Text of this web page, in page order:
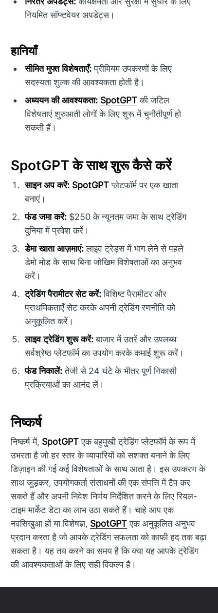
नियमित सॉफ्टवेयर अपडेट्स।
हानियाँ
सीमित मुफ्त विशेषताएँ:प्रीमियम उपकरणों के लिए
सदस्यता शुल्क की आवश्यकता होती है।
अध्ययन की आवश्यकता: SpotGPTकी जटिल
विशेषताएं शुरुआती लोगों के लिए शुरू में चुनौतीपूर्ण हो
सकती हैं।
SpotGPT के साथ शुरू कैसे करें
साइन अप करें: SpotGPTप्लेटफॉर्म पर एक खाता
बनाएं।
फंड जमा करें: $250 के न्यूनतम जमा के साथ ट्रेडिंग
दुनिया में प्रवेश करें।
डेमा खाता आज़माएं:लाइव ट्रेड्स में भाग लेने से पहले
डेमो मोड के साथ बिना जोखिम विशेषताओं का अनुभव
करें।
ट्रेडिंग पैरामीटर सेट करें:विशिष्ट पैरामीटर और
प्राथमिकताएँ सेट करके अपनी ट्रेडिंग रणनीति को
अनुकूलित करें।
लाइव ट्रेडिंग शुरू करें:बाजार में उतरें और उपलब्ध
सर्वश्रेष्ठ प्लेटफॉर्म का उपयोग करके कमाई शुरू करें।
फंड निकालें:तेजी से 24 घंटे के भीतर पूर्ण निकासी
प्रक्रियाओं का आनंद लें।
निष्कर्ष
निष्कर्ष में, SpotGPTएक बहुमुखी ट्रेडिंग प्लेटफॉर्म के रूप में
उभरता है जो हर स्तर के व्यापारियों को सशक्त बनाने के लिए
डिज़ाइन की गई कई विशेषताओं के साथ आता है। इस उपकरण के
साथ जुड़कर, उपयोगकर्ता संसाधनों की एक संपत्ति में टैप कर
सकते हैं और अपनी निवेश निर्णय निर्देशित करने के लिए रियल-
टाइम मार्केट डेटा का लाभ उठा सकते हैं। चाहे आप एक
नवसिखुआ हों या विशेषज्ञ, SpotGPTएक अनुकूलित अनुभव
प्रदान करता है जो आपके ट्रेडिंग सफलता को काफी हद तक बढ़ा
सकता है। यह तय करने का समय है कि क्या यह आपके ट्रेडिंग
की आवश्यकताओं के लिए सही विकल्प है।